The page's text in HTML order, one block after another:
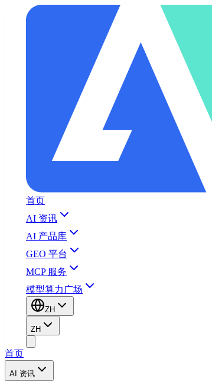
首页
AI 资讯
AI 产品库
GEO 平台
MCP 服务
模型算力广场
ZH
ZH
首页
AI 资讯